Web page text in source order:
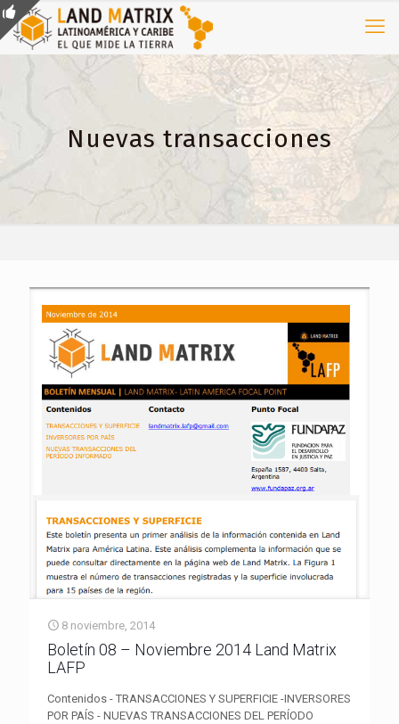
Nuevas transacciones
8 noviembre, 2014
Boletín 08 – Noviembre 2014 Land Matrix
LAFP
Contenidos - TRANSACCIONES Y SUPERFICIE -INVERSORES
POR PAÍS - NUEVAS TRANSACCIONES DEL PERÍODO